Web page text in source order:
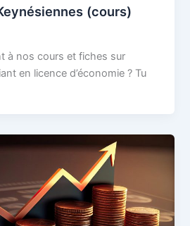
(cours)
à nos cours et fiches sur
en licence d’économie ? Tu